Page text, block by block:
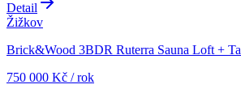
Detail
Žižkov
Brick&Wood 3BDR Ruterra Sauna Loft +
750 000 Kč / rok